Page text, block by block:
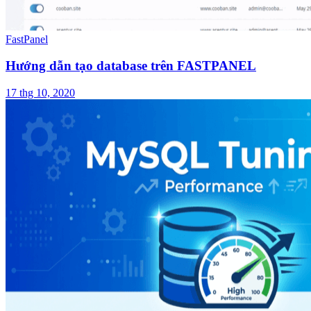
FastPanel
Hướng dẫn tạo database trên FASTPANEL
17 thg 10, 2020